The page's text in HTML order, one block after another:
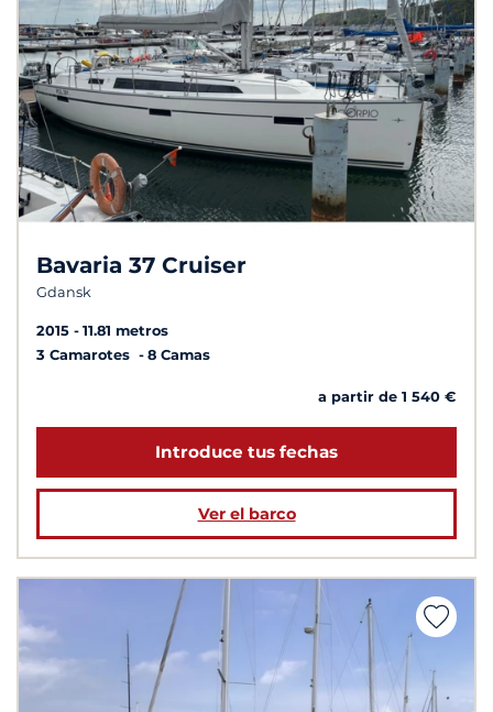
Bavaria 37 Cruiser
Gdansk
2015
11.81 metros
3 Camarotes
8 Camas
a partir de 1 540 €
Introduce tus fechas
Ver el barco